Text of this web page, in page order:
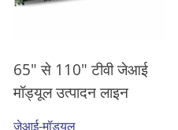
65" से 110" टीवी जेआई
मॉड्यूल उत्पादन लाइन
जेआई-मॉड्यूल